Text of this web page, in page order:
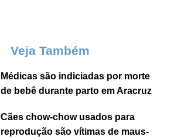
Veja Também
Médicas são indiciadas por morte
de bebê durante parto em Aracruz
Cães chow-chow usados para
reprodução são vítimas de maus-